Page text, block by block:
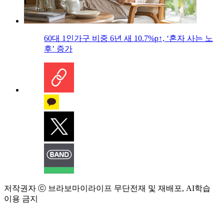
60대 1인가구 비중 6년 새 10.7%p↑, ‘혼자 사는 노
후’ 증가
저작권자 ⓒ 브라보마이라이프 무단전재 및 재배포, AI학습
이용 금지